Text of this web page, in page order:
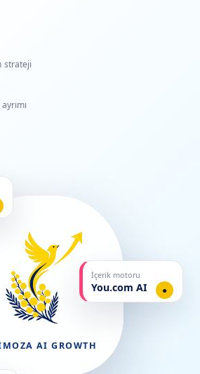
strateji
AI GROWTH
İçerik motoru
You.com AI ●